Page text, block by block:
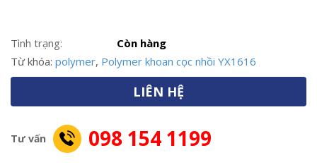
Tình trạng:
Còn hàng
Từ khóa: polymer, Polymer khoan cọc nhồi YX1616
LIÊN HỆ
Tư vấn 098 154 1199